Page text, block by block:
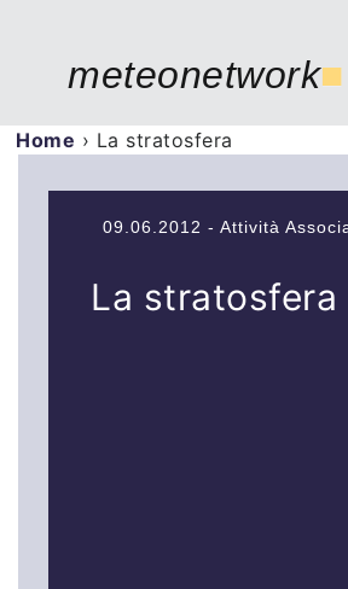
meteonetwork■
Home › La stratosfera
09.06.2012 - Attività
La stratosfera